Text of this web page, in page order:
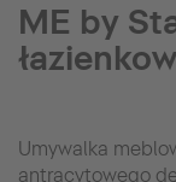
ME by
Umywalka
antracytowego